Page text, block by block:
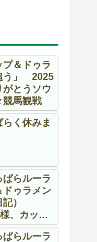
プ＆ドゥラ
う」 2025
とうソウ
競馬観戦
く休みま
らルーラ
ドゥラメン
記）
、カッコ
らルーラ